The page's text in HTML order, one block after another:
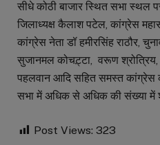
सीधे कोठी बाजार स्थित सभा स्थल
जिलाध्यक्ष कैलाश पटेल, कांग्रेस
कांग्रेस नेता डॉ हमीरसिंह राठौर,
सुजानमल कोचट़्टा, वरूण श्रोत्रिय,
पहलवान आदि सहित समस्त कांग्रेस
सभा में अधिक से अधिक की संख्या में
Post Views: 323